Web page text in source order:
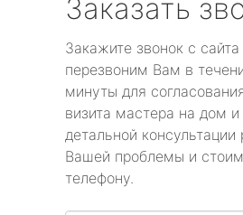
Заказать
Закажите звонок с
перезвоним Вам в
минуты для
визита мастера на дом
детальной
Вашей проблемы и
телефону.